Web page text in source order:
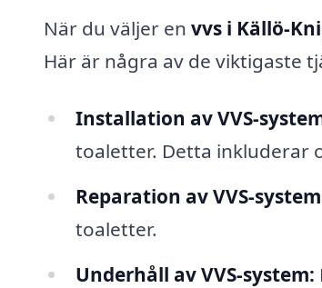
När du väljer en vvs i Källö-
Här är några av de viktigaste
Installation av VVS-
toaletter. Detta inkluderar
Reparation av VVS-
toaletter.
Underhåll av VVS-system: